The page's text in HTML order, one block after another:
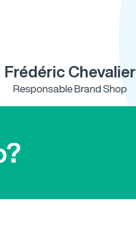
Frédéric Chevalier
Responsable Brand Shop